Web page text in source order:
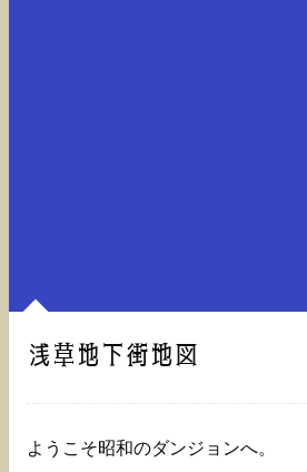
浅草地下街地図
ようこそ昭和のダンジョンへ。